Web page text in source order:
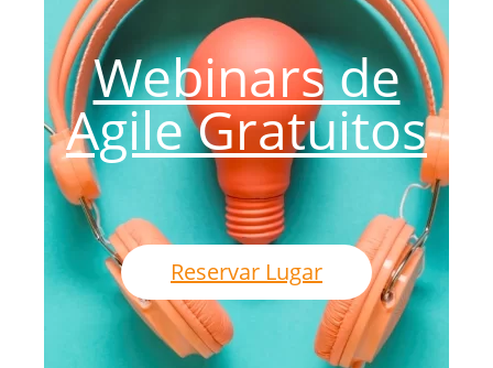
Webinars de
Agile Gratuitos
Reservar Lugar